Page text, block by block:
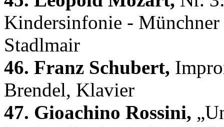
Kindersinfonie - Münchner
Stadlmair
46. Franz Schubert,
Brendel, Klavier
47. Gioachino Rossini,